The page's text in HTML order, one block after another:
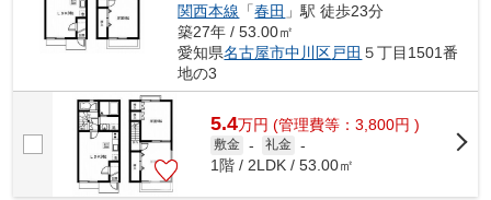
関西本線 「春田 」駅 徒歩23分
築27年 / 53.00㎡
愛知県名古屋市中川区戸田 ５丁目1501番
地の3
5.4万円 (管理費等：3,800円 )
敷金 - 礼金 -
1階 / 2LDK / 53.00㎡